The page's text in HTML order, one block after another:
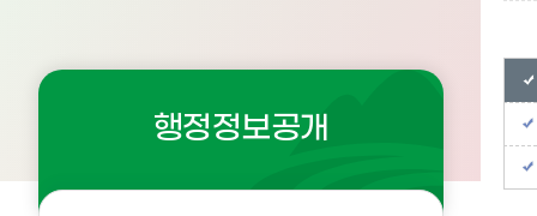
행정정보공개